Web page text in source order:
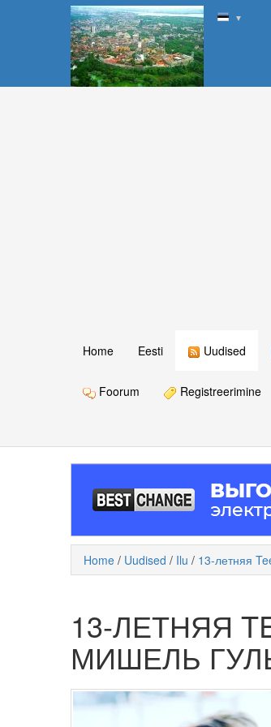
▼
Home Eesti Uudised
Foorum Registreerimine
Home / Uudised / Ilu / 13-летняя
13-ЛЕТНЯЯ
МИШЕЛЬ